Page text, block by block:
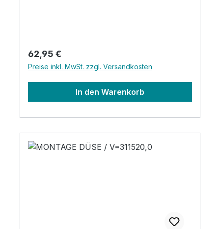
Regulärer Preis:
62,95 €
Preise inkl. MwSt. zzgl. Versandkosten
In den Warenkorb